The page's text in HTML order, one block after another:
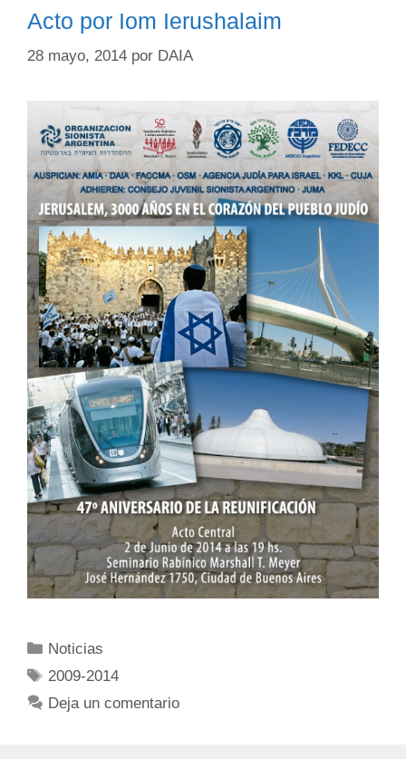
Acto por Iom Ierushalaim
28 mayo, 2014 por DAIA
Noticias
2009-2014
Deja un comentario